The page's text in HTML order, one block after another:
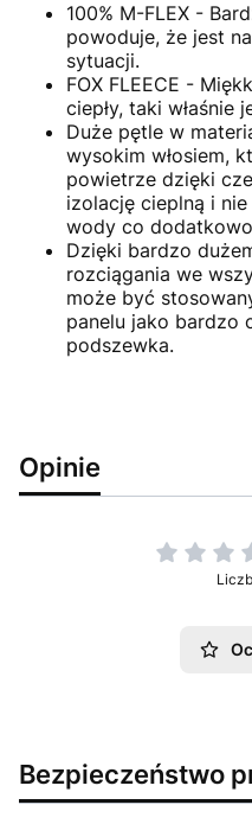
100% M-FLEX -
powoduje, że jest
sytuacji.
FOX FLEECE -
ciepły, taki właśnie
Duże pętle w
wysokim włosiem,
powietrze dzięki
izolację cieplną i
wody co
Dzięki bardzo
rozciągania we
może być
panelu jako bardzo
podszewka.
Opinie
Bezpieczeństwo